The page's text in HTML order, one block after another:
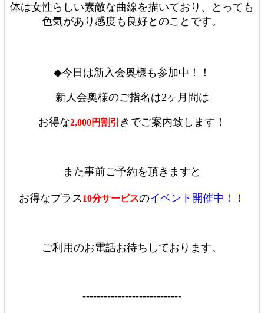
体は女性らしい素敵な曲線を描いており、とっても
色気があり感度も良好とのことです。
◆今日は新入会奥様も参加中！！
新人会奥様のご指名は2ヶ月間は
お得な2,000円割引 きでご案内致します！
また事前ご予約を頂きますと
お得なプラス 10分サービスのイベント開催中！！
ご利用のお電話お待ちしております。
----------------------------